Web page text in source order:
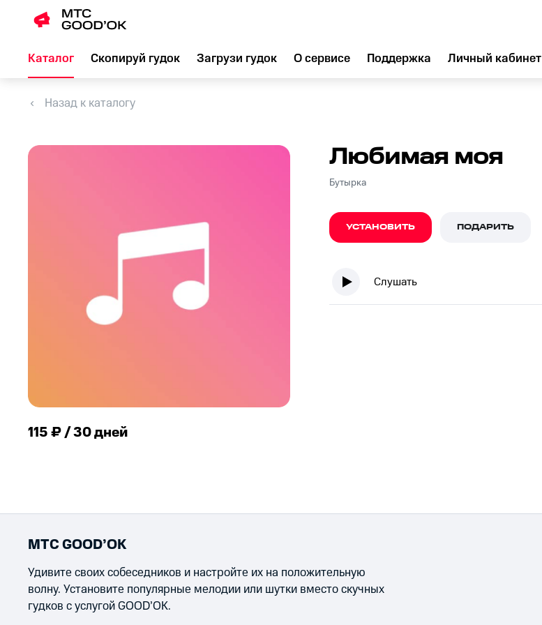
Каталог Скопируй гудок Загрузи гудок О сервисе Поддержка Личный кабинет
Назад к каталогу
115 ₽ / 30 дней
Любимая моя
Бутырка
УСТАНОВИТЬ ПОДАРИТЬ
Слушать
МТС GOOD’OK
Удивите своих собеседников и настройте их на положительную
волну. Установите популярные мелодии или шутки вместо скучных
гудков с услугой GOOD’OK.